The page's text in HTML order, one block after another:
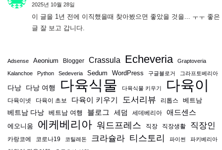
2025년 10월 28일
이 글을 1년 전에 이직했을때 찾아봤으면 좋았을 것을... ㅜㅜ 좋은
글 잘 보고 갑니다.
Adsense Aeonium Blogger Crassula Echeveria Graptoveria
Kalanchoe Python Sedeveria Sedum WordPress 구글블로거 그라프토베리아
다낭 다낭 여행 다육식물 다육식물 키우기 다육이
다육이넷 다육이 초보 다육이 키우기 도서리뷰 리톱스
베트남
베트남 다낭 베트남 여행 블로그 세덤 세데베리아 애드센스
에오니움 에케베리아 워드프레스 직장 직장생활 직장인
카랑코에 코로나19 코틸레돈 크라슐라 티스토리 파이썬 파키베리아